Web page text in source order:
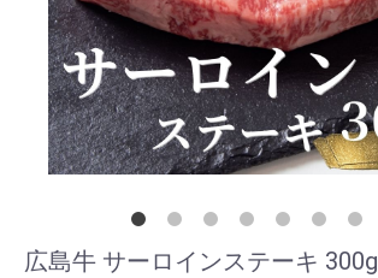
広島牛 サーロインステーキ 300g